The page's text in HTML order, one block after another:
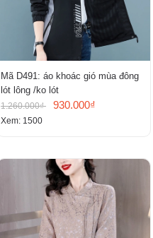
Mã D491: áo khoác gió mùa đông
lót lông /ko lót
1.260.000₫ 930.000₫
Xem: 1500